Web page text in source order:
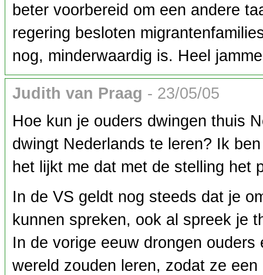
beter voorbereid om een andere
regering besloten
nog, minderwaardig is. Heel
Judith van Praag - 23/05/05
Hoe kun je ouders dwingen thuis
dwingt Nederlands te leren? Ik
het lijkt me dat met de stelling het
In de VS geldt nog steeds dat je
kunnen spreken, ook al spreek je
In de vorige eeuw drongen
wereld zouden leren, zodat ze